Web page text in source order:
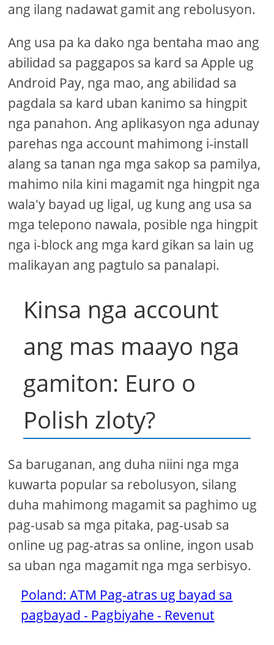
ang ilang nadawat gamit ang rebolusyon.
Ang usa pa ka dako nga bentaha mao ang
abilidad sa paggapos sa kard sa Apple ug
Android Pay, nga mao, ang abilidad sa
pagdala sa kard uban kanimo sa hingpit
nga panahon. Ang aplikasyon nga adunay
parehas nga account mahimong i-install
alang sa tanan nga mga sakop sa pamilya,
mahimo nila kini magamit nga hingpit nga
wala'y bayad ug ligal, ug kung ang usa sa
mga telepono nawala, posible nga hingpit
nga i-block ang mga kard gikan sa lain ug
malikayan ang pagtulo sa panalapi.
Kinsa nga account
ang mas maayo nga
gamiton: Euro o
Polish zloty?
Sa baruganan, ang duha niini nga mga
kuwarta popular sa rebolusyon, silang
duha mahimong magamit sa paghimo ug
pag-usab sa mga pitaka, pag-usab sa
online ug pag-atras sa online, ingon usab
sa uban nga magamit nga mga serbisyo.
Poland: ATM Pag-atras ug bayad sa
pagbayad - Pagbiyahe - Revenut